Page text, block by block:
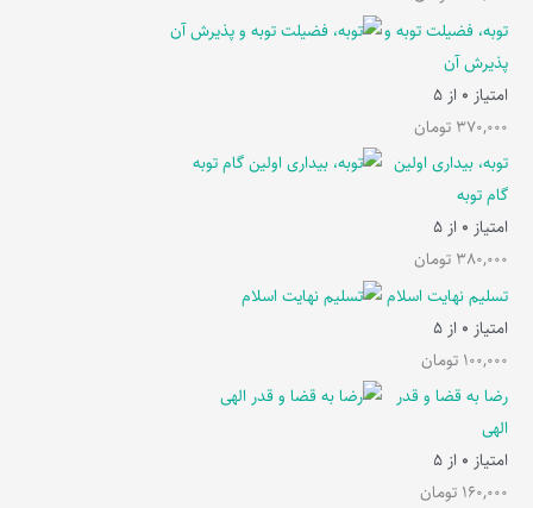
توبه، فضیلت توبه و
پذیرش آن
امتیاز 0 از 5
370,000 تومان
توبه، بیداری اولین
گام توبه
امتیاز 0 از 5
380,000 تومان
تسلیم نهایت اسلام
امتیاز 0 از 5
100,000 تومان
رضا به قضا و قدر
الهی
امتیاز 0 از 5
160,000 تومان